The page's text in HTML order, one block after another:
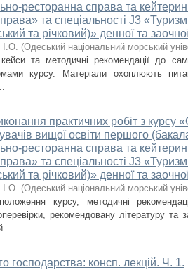
ресторанна справа та
та спеціальності J3 «Туризм
та річковий)» денної та
І.О. (Одеський національний морський
та методичні рекомендації до
курсу. Матеріали охоплюють
практичних робіт з курсу
вищої освіти першого
ресторанна справа та
та спеціальності J3 «Туризм
та річковий)» денної та
І.О. (Одеський національний морський
курсу, методичні
рекомендовану літературу
...
господарства: консп. лекцій. Ч. 1.